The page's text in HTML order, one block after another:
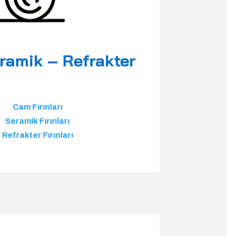
– Refrakter
Cam Fırınları
Seramik Fırınları
Refrakter Fırınları